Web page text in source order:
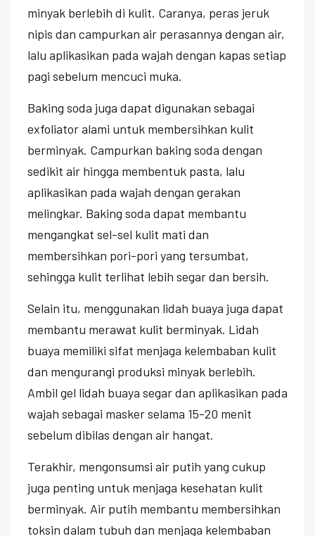
minyak berlebih di kulit. Caranya, peras jeruk
nipis dan campurkan air perasannya dengan air,
lalu aplikasikan pada wajah dengan kapas setiap
pagi sebelum mencuci muka.
Baking soda juga dapat digunakan sebagai
exfoliator alami untuk membersihkan kulit
berminyak. Campurkan baking soda dengan
sedikit air hingga membentuk pasta, lalu
aplikasikan pada wajah dengan gerakan
melingkar. Baking soda dapat membantu
mengangkat sel-sel kulit mati dan
membersihkan pori-pori yang tersumbat,
sehingga kulit terlihat lebih segar dan bersih.
Selain itu, menggunakan lidah buaya juga dapat
membantu merawat kulit berminyak. Lidah
buaya memiliki sifat menjaga kelembaban kulit
dan mengurangi produksi minyak berlebih.
Ambil gel lidah buaya segar dan aplikasikan pada
wajah sebagai masker selama 15-20 menit
sebelum dibilas dengan air hangat.
Terakhir, mengonsumsi air putih yang cukup
juga penting untuk menjaga kesehatan kulit
berminyak. Air putih membantu membersihkan
toksin dalam tubuh dan menjaga kelembaban